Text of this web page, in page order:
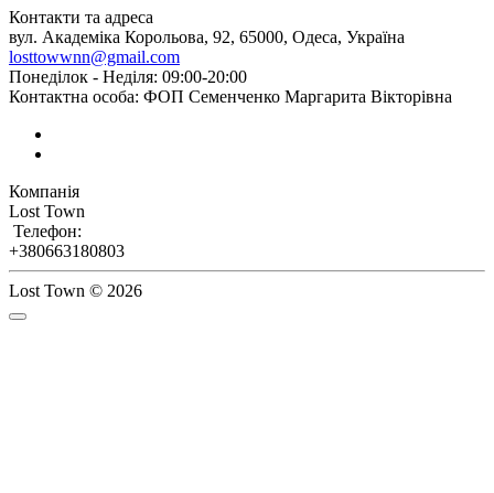
Контакти та адреса
вул. Академіка Корольова, 92, 65000, Одеса, Україна
losttowwnn@gmail.com
Понеділок - Неділя: 09:00-20:00
Контактна особа: ФОП Семенченко Маргарита Вікторівна
Компанія
Lost Town
Телефон:
+380663180803
Lost Town © 2026